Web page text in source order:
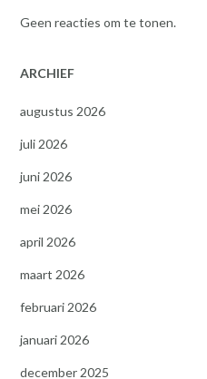
Geen reacties om te tonen.
ARCHIEF
augustus 2026
juli 2026
juni 2026
mei 2026
april 2026
maart 2026
februari 2026
januari 2026
december 2025